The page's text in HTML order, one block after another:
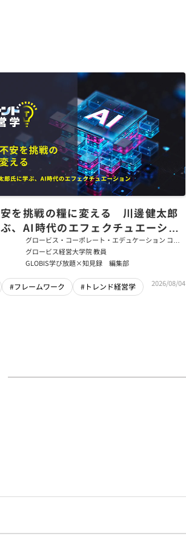
を挑戦の糧に変える 川邊健太郎
、AI時代のエフェクチュエーショ
グロービス・コーポレート・エデュケーション コー
ポレート・ソリューション・チーム コンサルタント
グロービス経営大学院 教員
GLOBIS学び放題×知見録 編集部
#フレームワーク #トレンド経営学 2026/08/04